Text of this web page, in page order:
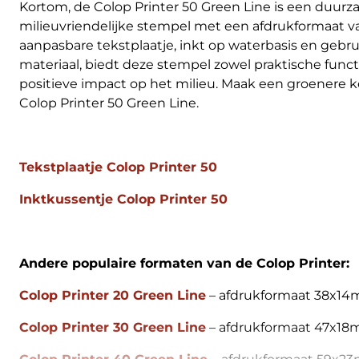
Kortom, de Colop Printer 50 Green Line is een
milieuvriendelijke stempel met een afdrukformaat
aanpasbare tekstplaatje, inkt op waterbasis en
materiaal, biedt deze stempel zowel praktische
positieve impact op het milieu. Maak een groenere
Colop Printer 50 Green Line.
Tekstplaatje Colop Printer 50
Inktkussentje Colop Printer 50
Andere populaire formaten van de Colop Printer:
Colop Printer 20 Green Line – afdrukformaat
Colop Printer 30 Green Line – afdrukformaat